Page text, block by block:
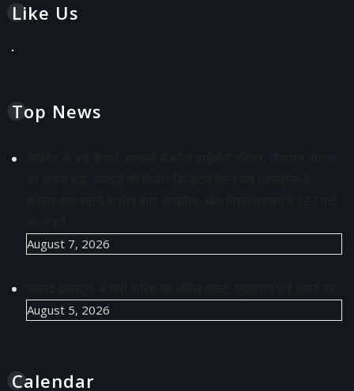
Like Us
Top News
August 7, 2026
August 5, 2026
Calendar